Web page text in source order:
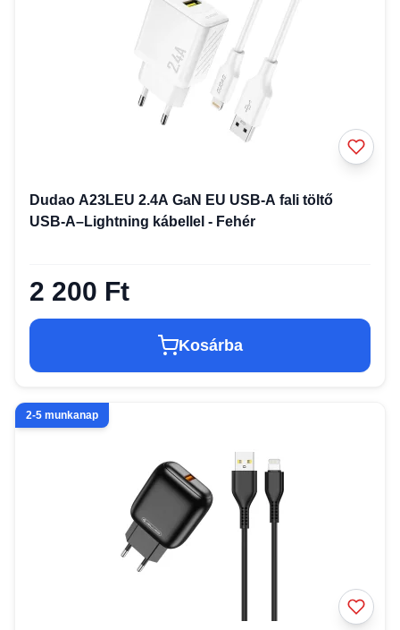
Dudao A23LEU 2.4A GaN EU USB-A fali töltő
USB-A–Lightning kábellel - Fehér
2 200 Ft
Kosárba
2-5 munkanap